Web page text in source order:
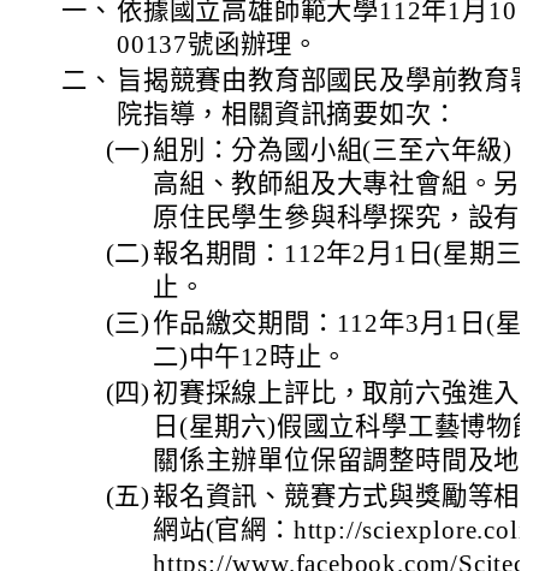
一、 依據國立高雄師範大學112年1月10
00137號函辦理。
二、 旨揭競賽由教育部國民及學前教育
院指導，相關資訊摘要如次：
(一) 組別：分為國小組(三至六年級)
高組、教師組及大專社會組。另
原住民學生參與科學探究，設有
(二) 報名期間：112年2月1日(星期三
止。
(三) 作品繳交期間：112年3月1日(星
二)中午12時止。
(四) 初賽採線上評比，取前六強進入
日(星期六)假國立科學工藝博物
關係主辦單位保留調整時間及地
(五) 報名資訊、競賽方式與獎勵等相
網站(官網：http://
https://www.facebook.com/